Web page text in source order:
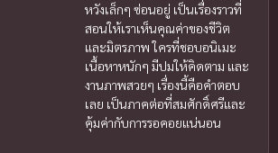
หวังเล็กๆ ซ่อนอยู่ เป็นเรื่องราวที่
สอนให้เราเห็นคุณค่าของชีวิต
และมิตรภาพ ใครที่ชอบอนิเมะ
เนื้อหาหนักๆ มีปมให้คิดตาม และ
งานภาพสวยๆ เรื่องนี้คือคำตอบ
เลย เป็นภาคต่อที่สมศักดิ์ศรีและ
คุ้มค่ากับการรอคอยแน่นอน